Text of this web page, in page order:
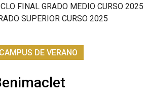
FINAL GRADO MEDIO CURSO 2025
SUPERIOR CURSO 2025
CAMPUS DE VERANO